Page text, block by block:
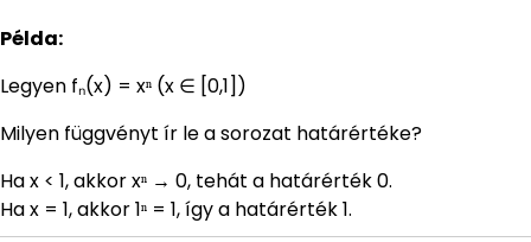
Példa:
Legyen fₙ(x) = xⁿ (x ∈ [0,1])
Milyen függvényt ír le a sorozat határértéke?
Ha x < 1, akkor xⁿ → 0, tehát a határérték 0.
Ha x = 1, akkor 1ⁿ = 1, így a határérték 1.